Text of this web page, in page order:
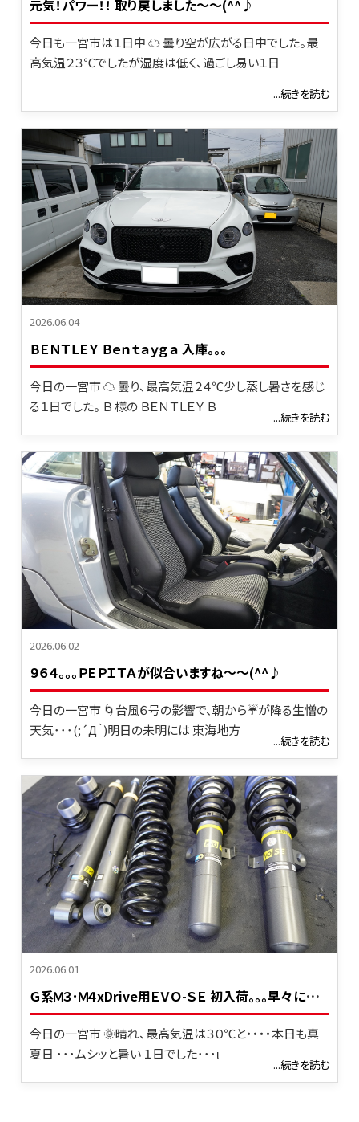
元気！パワー！！ 取り戻しました～～(^^♪
今日も一宮市は１日中 ☁ 曇り空が広がる日中でした。最
高気温２３℃でしたが湿度は低く、過ごし易い１日
...続きを読む
2026.06.04
ＢＥＮＴＬＥＹ Ｂｅｎｔａｙｇａ 入庫。。。
今日の一宮市 ☁ 曇り、最高気温２４℃少し蒸し暑さを感じ
る１日でした。 Ｂ 様の ＢＥＮＴＬＥＹ Ｂ
...続きを読む
2026.06.02
９６４｡｡｡ＰＥＰＩＴＡが似合いますね～～(^^♪
今日の一宮市 🌀台風６号の影響で、朝から☔が降る生憎の
天気･･･(;´Д｀)明日の未明には 東海地方
...続きを読む
2026.06.01
Ｇ
系Ｍ３･Ｍ４xDrive用ＥＶＯ-ＳＥ 初入荷｡｡｡早々に取付！！
今日の一宮市 🌞晴れ、最高気温は３０℃と・・・・本日も真
夏日 ･･･ムシッと暑い １日でした･･･ι
...続きを読む